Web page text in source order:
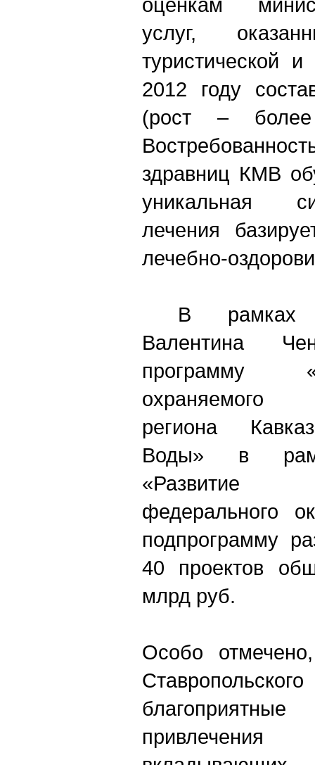
услуг,
туристической
2012 году
(рост –
здравниц КМВ
уникальная
лечения
лечебно-
В рамках
Валентина
программу
охраняемого
региона
Воды» в
«Развитие
федерального
подпрограмму
40 проектов
млрд руб.
Особо